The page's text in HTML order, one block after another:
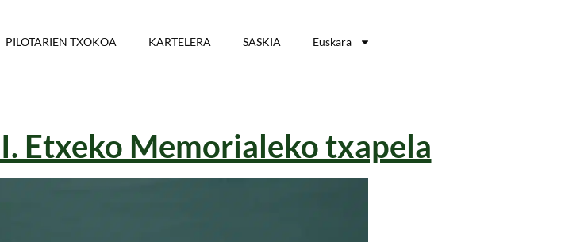
PILOTARIEN TXOKOA KARTELERA SASKIA Euskara
Etxeko Memorialeko txapela